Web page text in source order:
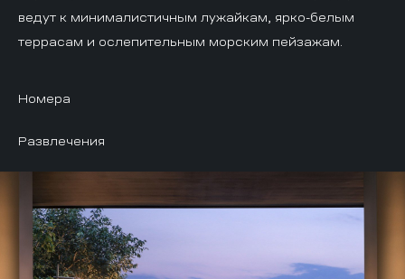
ведут к минималистичным лужайкам, ярко-белым
террасам и ослепительным морским пейзажам.
Номера
Развлечения